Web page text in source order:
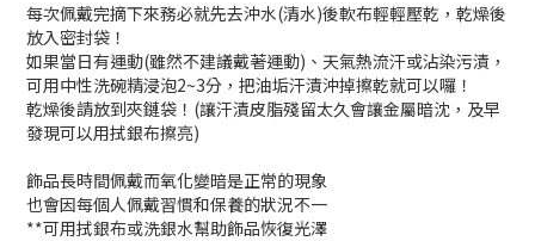
每次佩戴完摘下來務必就先去沖水(清水)後軟布輕輕壓乾，乾燥後
放入密封袋！
如果當日有運動(雖然不建議戴著運動)、天氣熱流汗或沾染污漬，
可用中性洗碗精浸泡2~3分，把油垢汗漬沖掉擦乾就可以囉！
乾燥後請放到夾鏈袋！(讓汗漬皮脂殘留太久會讓金屬暗沈，及早
發現可以用拭銀布擦亮)
飾品長時間佩戴而氧化變暗是正常的現象
也會因每個人佩戴習慣和保養的狀況不一
**可用拭銀布或洗銀水幫助飾品恢復光澤